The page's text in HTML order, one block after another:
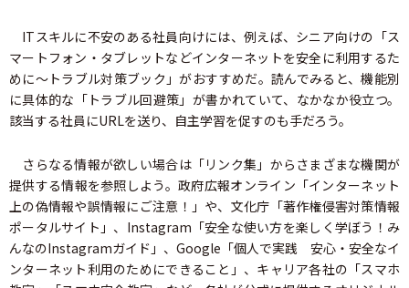
ITスキルに不安のある社員向けには、例えば、シニア向けの「ス
マートフォン・タブレットなどインターネットを安全に利用するた
めに～トラブル対策ブック」がおすすめだ。読んでみると、機能別
に具体的な「トラブル回避策」が書かれていて、なかなか役立つ。
該当する社員にURLを送り、自主学習を促すのも手だろう。
さらなる情報が欲しい場合は「リンク集」からさまざまな機関が
提供する情報を参照しよう。政府広報オンライン「インターネット
上の偽情報や誤情報にご注意！」や、文化庁「著作権侵害対策情報
ポータルサイト」、Instagram「安全な使い方を楽しく学ぼう！み
んなのInstagramガイド」、Google「個人で実践 安心・安全なイ
ンターネット利用のためにできること」、キャリア各社の「スマホ